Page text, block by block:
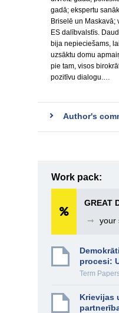
gadā; ekspertu
Briselē un Maskavā;
ES dalībvalstīs.
bija nepieciešams,
uzsāktu domu
pie tam, visos
pozitīvu dialogu.…
Author's
Work pack:
GREAT
➞
your
procesi:
Term
Krievijas